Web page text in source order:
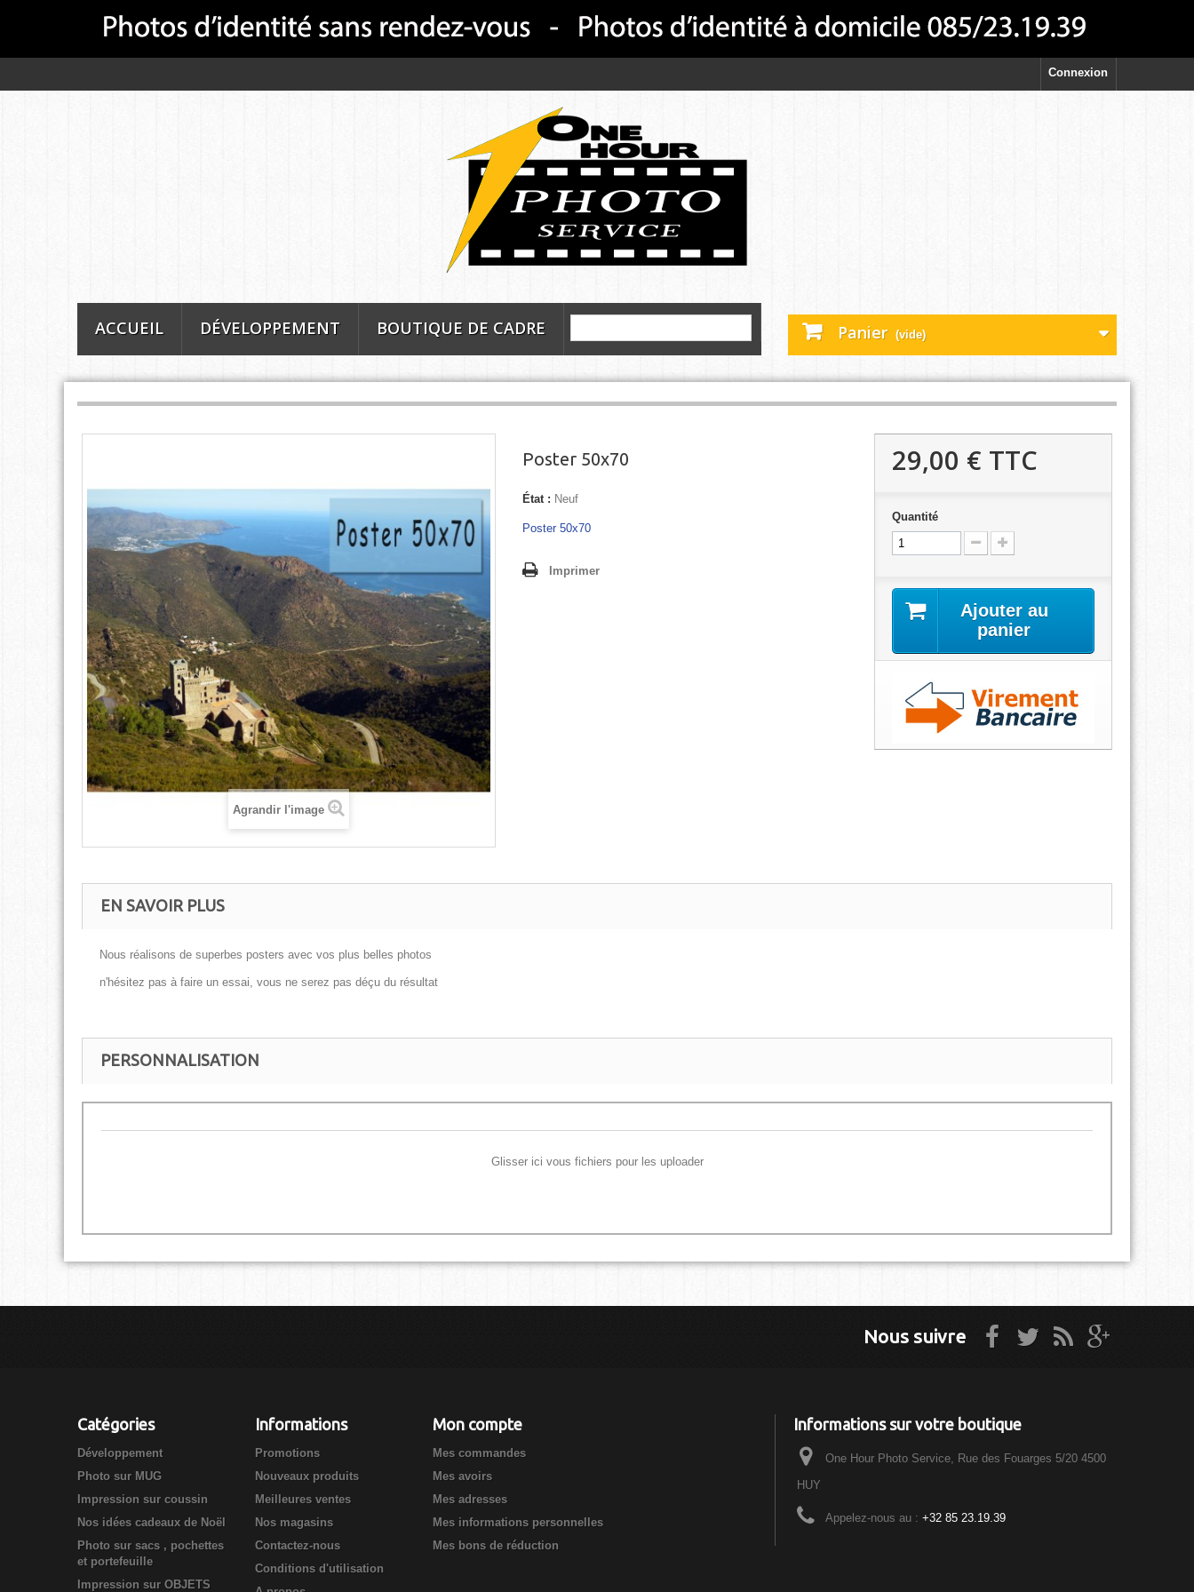
Connexion
ACCUEIL DÉVELOPPEMENT BOUTIQUE DE CADRE Panier (vide)
Agrandir l'image
Poster 50x70
État : Neuf
Poster 50x70
Imprimer
29,00 € TTC
Quantité
Ajouter au
panier
EN SAVOIR PLUS
Nous réalisons de superbes posters avec vos plus belles photos
n'hésitez pas à faire un essai, vous ne serez pas déçu du résultat
PERSONNALISATION
Glisser ici vous fichiers pour les uploader
Nous suivre
Catégories
Développement
Photo sur MUG
Impression sur coussin
Nos idées cadeaux de Noël
Photo sur sacs , pochettes
et portefeuille
Impression sur OBJETS
Informations
Promotions
Nouveaux produits
Meilleures ventes
Nos magasins
Contactez-nous
Conditions d'utilisation
Mon compte
Mes commandes
Mes avoirs
Mes adresses
Mes informations personnelles
Mes bons de réduction
Informations sur votre boutique
One Hour Photo Service, Rue des Fouarges 5/20 4500
HUY
Appelez-nous au : +32 85 23.19.39